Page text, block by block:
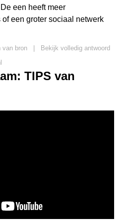
een heeft meer
een groter sociaal netwerk
van bron
Bekijk volledig antwoord
TIPS van